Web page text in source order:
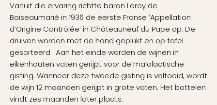
Vanuit die ervaring richtte baron Leroy de
Boiseaumarié in 1936 de eerste Franse ‘Appellation
d’Origine Contrôlée’ in Châteauneuf du Pape op. De
druiven worden met de hand geplukt en op tafel
gesorteerd. Aan het einde worden de wijnen in
eikenhouten vaten gerijpt voor de malolactische
gisting. Wanneer deze tweede gisting is voltooid, wordt
de wijn 12 maanden gerijpt in grote vaten. Het bottelen
vindt zes maanden later plaats.